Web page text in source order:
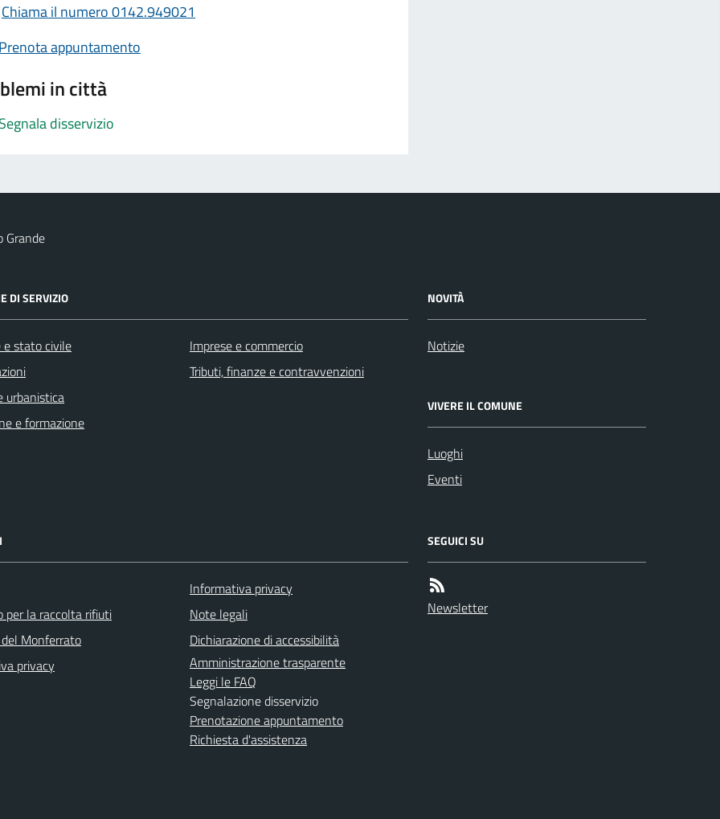
Chiama il numero 0142.949021
Prenota appuntamento
in città
Segnala disservizio
Grande
DI SERVIZIO
e stato civile
urbanistica
e formazione
Imprese e commercio
Tributi, finanze e contravvenzioni
NOVITÀ
Notizie
VIVERE IL COMUNE
Luoghi
Eventi
per la raccolta rifiuti
Monferrato
privacy
Informativa privacy
Note legali
Dichiarazione di accessibilità
Amministrazione trasparente
Leggi le FAQ
Segnalazione disservizio
Prenotazione appuntamento
Richiesta d'assistenza
SEGUICI SU
Newsletter